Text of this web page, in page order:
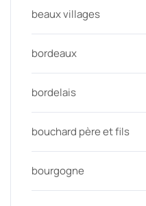
beaux villages
bordeaux
bordelais
bouchard père et fils
bourgogne